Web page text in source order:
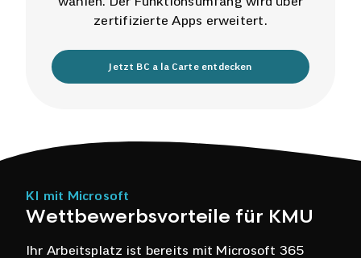
zertifizierte Apps erweitert.
Jetzt BC a la Carte entdecken
KI mit Microsoft
Wettbewerbsvorteile für KMU
Ihr Arbeitsplatz ist bereits mit Microsoft 365